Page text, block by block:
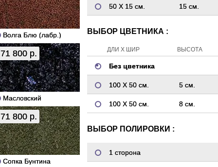
Волга Блю (лабр.)
71 800 р.
Масловский
71 800 р.
Сопка Бунтина
50 Х 15 см. 15 см.
ВЫБОР ЦВЕТНИКА :
ДЛИ Х ШИР ВЫСОТА
Без цветника
100 Х 50 см. 5 см.
100 Х 50 см. 8 см.
ВЫБОР ПОЛИРОВКИ :
1 сторона